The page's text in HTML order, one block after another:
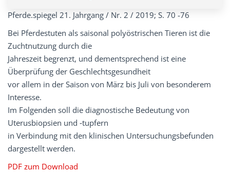
Pferde.spiegel 21. Jahrgang / Nr. 2 / 2019; S. 70 -76
Bei Pferdestuten als saisonal polyöstrischen Tieren ist die
Zuchtnutzung durch die
Jahreszeit begrenzt, und dementsprechend ist eine
Überprüfung der Geschlechtsgesundheit
vor allem in der Saison von März bis Juli von besonderem
Interesse.
Im Folgenden soll die diagnostische Bedeutung von
Uterusbiopsien und ‑tupfern
in Verbindung mit den klinischen Untersuchungsbefunden
dargestellt werden.
PDF zum Download